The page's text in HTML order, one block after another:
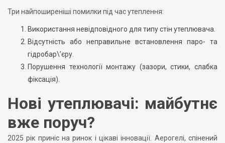
Три найпоширеніші помилки під час утеплення:
Використання невідповідного для типу стін утеплювача.
Відсутність або неправильне встановлення паро- та
гідробар\’єру.
Порушення технології монтажу (зазори, стики, слабка
фіксація).
Нові утеплювачі: майбутнє
вже поруч?
2025 рік приніс на ринок і цікаві інновації. Аерогелі, спінений